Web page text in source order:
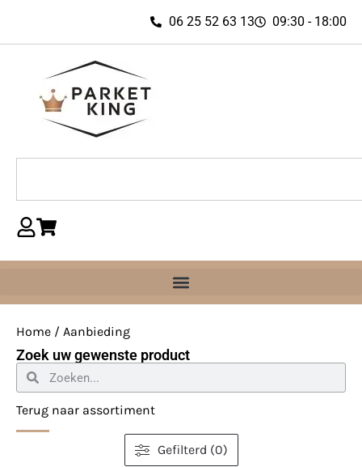
06 25 52 63 13 09:30 - 18:00
Home / Aanbieding
Zoek uw gewenste product
Terug naar assortiment
Gefilterd (0)